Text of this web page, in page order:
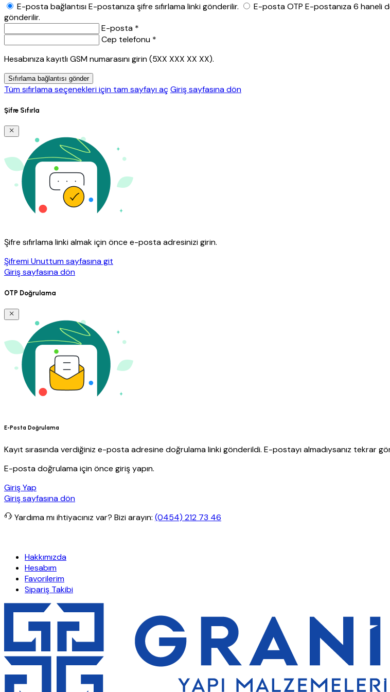
E-posta bağlantısıE-postanıza şifre sıfırlama linki gönderilir. E-posta OTP E-postanıza 6 haneli
gönderilir.
E-posta *
Cep telefonu *
Hesabınıza kayıtlı GSM numarasını girin (5XX XXX XX XX).
Sıfırlama bağlantısı gönder
Tüm sıfırlama seçenekleri için tam sayfayı açGiriş sayfasına dön
Şifre Sıfırla
Şifre sıfırlama linki almak için önce e-posta adresinizi girin.
Şifremi Unuttum sayfasına git
Giriş sayfasına dön
OTP Doğrulama
E-Posta Doğrulama
Kayıt sırasında verdiğiniz e-posta adresine doğrulama linki gönderildi. E-postayı almadıysanız tekrar
E-posta doğrulama için önce giriş yapın.
Giriş Yap
Giriş sayfasına dön
Yardıma mı ihtiyacınız var? Bizi arayın: (0454) 212 73 46
Hakkımızda
Hesabım
Favorilerim
Sipariş Takibi